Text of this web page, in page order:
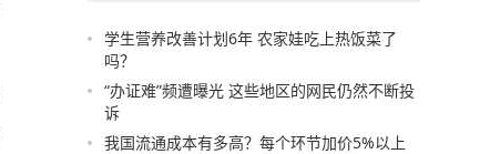
学生营养改善计划6年 农家娃吃上热饭菜了
吗？
“办证难”频遭曝光 这些地区的网民仍然不断投
诉
我国流通成本有多高？每个环节加价5%以上